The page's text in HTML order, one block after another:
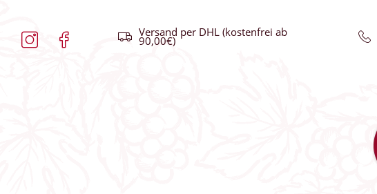
Versand per DHL (kostenfrei ab
90,00€)